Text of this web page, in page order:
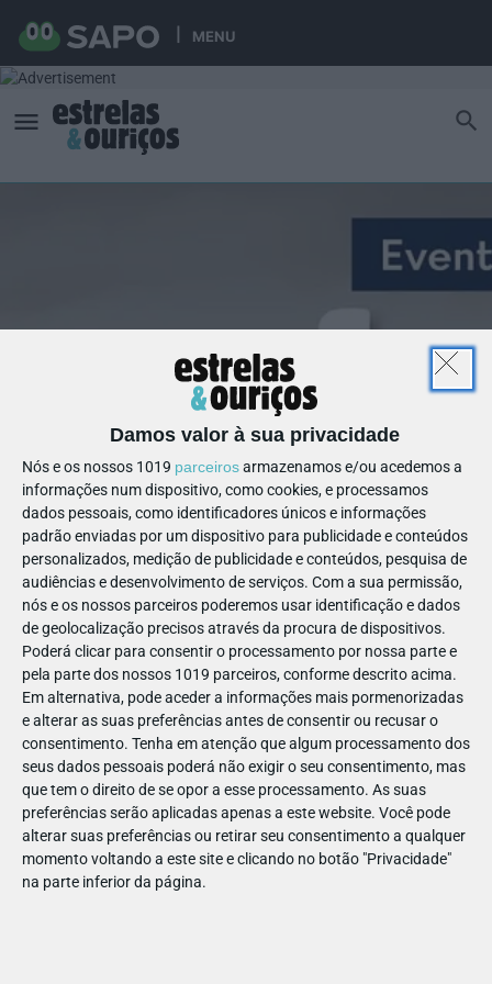
MENU
Damos valor à sua privacidade
Nós e os nossos 1019 parceirosarmazenamos e/ou acedemos a
informações num dispositivo, como cookies, e processamos
dados pessoais, como identificadores únicos e informações
padrão enviadas por um dispositivo para publicidade e conteúdos
personalizados, medição de publicidade e conteúdos, pesquisa de
audiências e desenvolvimento de serviços. Com a sua permissão,
nós e os nossos parceiros poderemos usar identificação e dados
de geolocalização precisos através da procura de dispositivos.
Poderá clicar para consentir o processamento por nossa parte e
pela parte dos nossos 1019 parceiros, conforme descrito acima.
Em alternativa, pode aceder a informações mais pormenorizadas
e alterar as suas preferências antes de consentir ou recusar o
consentimento. Tenha em atenção que algum processamento dos
seus dados pessoais poderá não exigir o seu consentimento, mas
que tem o direito de se opor a esse processamento. As suas
preferências serão aplicadas apenas a este website. Você pode
alterar suas preferências ou retirar seu consentimento a qualquer
momento voltando a este site e clicando no botão "Privacidade"
na parte inferior da página.